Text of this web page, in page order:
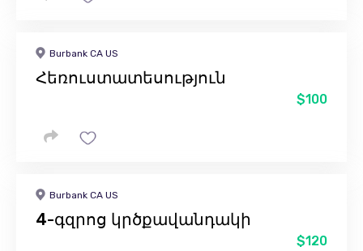
Burbank CA US
Հեռուստատեսություն
$100
Burbank CA US
4-գզրոց կրծքավանդակի
$120